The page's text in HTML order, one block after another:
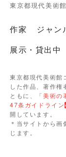
東京都現代美術
作家 ジャン
展示・貸出中
東京都現代美術館
した作品、著作権
ともに、「美術の
47条ガイドライン
開しています。
＊当サイトから
じます。